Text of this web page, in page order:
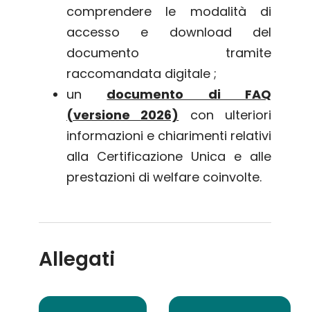
comprendere le modalità di
accesso e download del
documento tramite
raccomandata digitale ;
un documento di FAQ
(versione 2026) con ulteriori
informazioni e chiarimenti relativi
alla Certificazione Unica e alle
prestazioni di welfare coinvolte.
Allegati